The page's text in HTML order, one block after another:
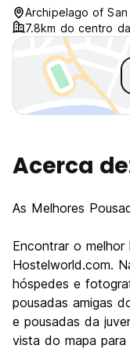
monkey, racoon
on the table
along with
a small fan per
Archipelago of San
7.8km do centro
Acerca
As Melhores
Encontrar o
Hostelworld.com.
hóspedes e
pousadas amigas
e pousadas da
vista do mapa para